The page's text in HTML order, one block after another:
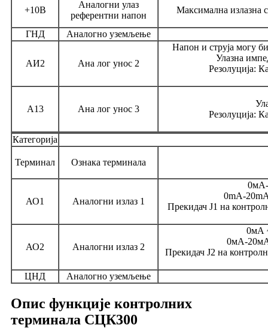
+10В
Аналогни улаз
референтни напон
Максимална излазна
ГНД Аналогно уземљење
АИ2 Ана лог унос 2
Напон и струја могу
Улазна
Резолуција:
А13 Ана лог унос 3
Резолуција:
Категорија
Терминал Ознака терминала
АО1 Аналогни излаз 1
0мА-
0mA-
Прекидач Ј1 на
АО2 Аналогни излаз 2
0мА
0мА-
Прекидач Ј2 на
ЦНД Аналогно уземљење
Опис функције контролних
терминала СЦК300